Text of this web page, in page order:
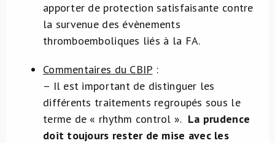
apporter de protection satisfaisante contre
la survenue des évènements
thromboemboliques liés à la FA.
Commentaires du CBIP :
– Il est important de distinguer les
différents traitements regroupés sous le
terme de « rhythm control ». La prudence
doit toujours rester de mise avec les